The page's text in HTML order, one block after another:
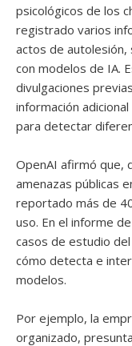
psicológicos de los
registrado varios
actos de autolesión,
con modelos de IA.
divulgaciones
información
para detectar
OpenAI afirmó que,
amenazas públicas
reportado más de
uso. En el informe
casos de estudio
cómo detecta e
modelos.
Por ejemplo, la
organizado,